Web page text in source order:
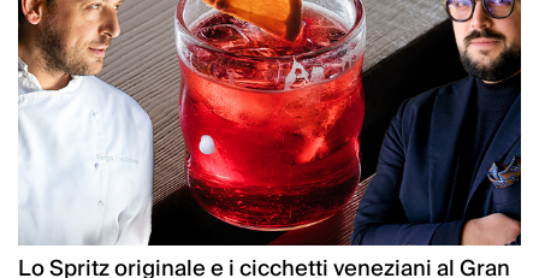
Lo Spritz originale e i cicchetti veneziani al Gran